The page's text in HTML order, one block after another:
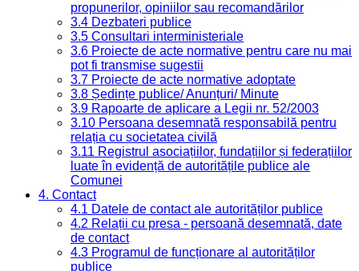
propunerilor, opiniilor sau recomandărilor
3.4 Dezbateri publice
3.5 Consultari interministeriale
3.6 Proiecte de acte normative pentru care nu mai
pot fi transmise sugestii
3.7 Proiecte de acte normative adoptate
3.8 Ședințe publice/ Anunțuri/ Minute
3.9 Rapoarte de aplicare a Legii nr. 52/2003
3.10 Persoana desemnată responsabilă pentru
relația cu societatea civilă
3.11 Registrul asociațiilor, fundațiilor și federațiilor
luate în evidență de autoritățile publice ale
Comunei
4. Contact
4.1 Datele de contact ale autorităților publice
4.2 Relații cu presa - persoană desemnată, date
de contact
4.3 Programul de funcționare al autorităților
publice